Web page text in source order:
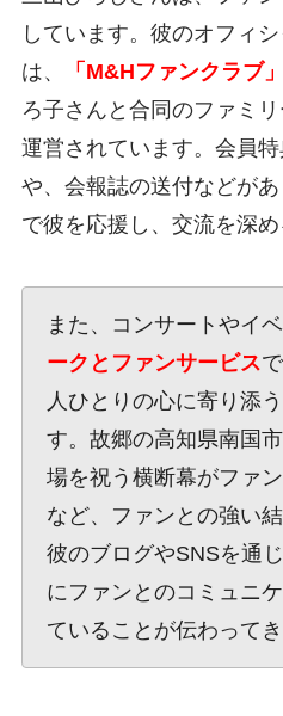
しています。彼のオフィ
は、
「M&Hファンクラブ
ろ子さんと合同のファミ
運営されています。会員
や、会報誌の送付などが
で彼を応援し、交流を深め
また、コンサートやイベ
ークとファンサービス
人ひとりの心に寄り添
す。故郷の高知県南国
場を祝う横断幕がファ
など、ファンとの強い
彼のブログやSNSを通
にファンとのコミュニ
ていることが伝わってき